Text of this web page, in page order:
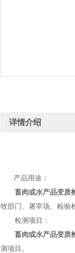
详情介绍
产品用途：
畜肉或水产品变质
牧部门、屠宰场、检验
检测项目：
畜肉或水产品变质
测项目。